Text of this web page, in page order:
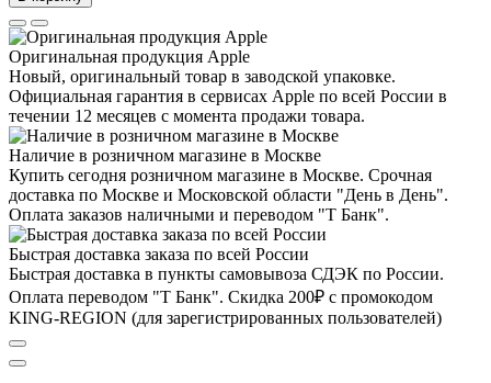
Оригинальная продукция Apple
Новый, оригинальный товар в заводской упаковке.
Официальная гарантия в сервисах Apple по всей России в
течении 12 месяцев с момента продажи товара.
Наличие в розничном магазине в Москве
Купить сегодня розничном магазине в Москве. Срочная
доставка по Москве и Московской области "День в День".
Оплата заказов наличными и переводом "Т Банк".
Быстрая доставка заказа по всей России
Быстрая доставка в пункты самовывоза СДЭК по России.
Оплата переводом "Т Банк". Скидка 200₽ с промокодом
KING-REGION (для зарегистрированных пользователей)